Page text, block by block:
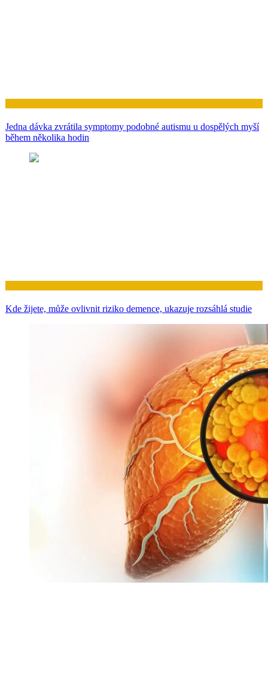
Jedna dávka zvrátila symptomy podobné autismu u dospělých myší
během několika hodin
Kde žijete, může ovlivnit riziko demence, ukazuje rozsáhlá studie